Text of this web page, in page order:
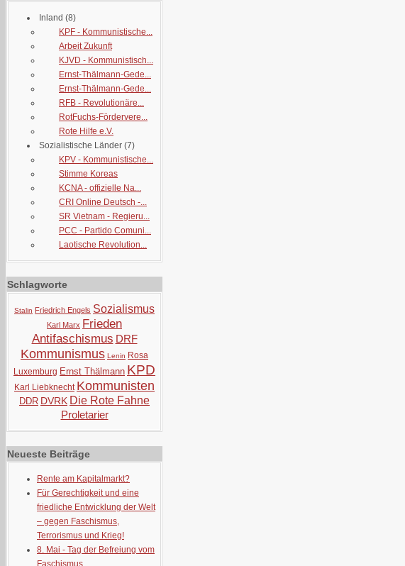
Inland (8)
KPF - Kommunistische...
Arbeit Zukunft
KJVD - Kommunistisch...
Ernst-Thälmann-Gede...
Ernst-Thälmann-Gede...
RFB - Revolutionäre...
RotFuchs-Fördervere...
Rote Hilfe e.V.
Sozialistische Länder (7)
KPV - Kommunistische...
Stimme Koreas
KCNA - offizielle Na...
CRI Online Deutsch -...
SR Vietnam - Regieru...
PCC - Partido Comuni...
Laotische Revolution...
Schlagworte
Stalin Friedrich Engels Sozialismus
Karl Marx Frieden
Antifaschismus DRF
Kommunismus Lenin Rosa
Luxemburg Ernst Thälmann KPD
Karl Liebknecht Kommunisten
DDR DVRK Die Rote Fahne
Proletarier
Neueste Beiträge
Rente am Kapitalmarkt?
Für Gerechtigkeit und eine
friedliche Entwicklung der Welt
– gegen Faschismus,
Terrorismus und Krieg!
8. Mai - Tag der Befreiung vom
Faschismus